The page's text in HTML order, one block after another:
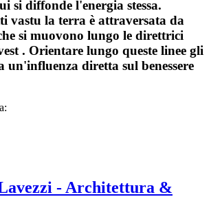
si diffonde l'energia stessa.
vastu la terra è attraversata da
si muovono lungo le direttrici
. Orientare lungo queste linee gli
un'influenza diretta sul benessere
- Architettura &